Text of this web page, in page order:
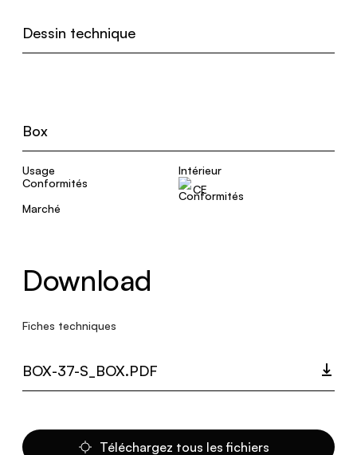
Dessin technique
Box
Usage
Intérieur
Conformités
CE
Marché
Download
Fiches techniques
BOX-37-S_BOX.PDF
Téléchargez tous les fichiers